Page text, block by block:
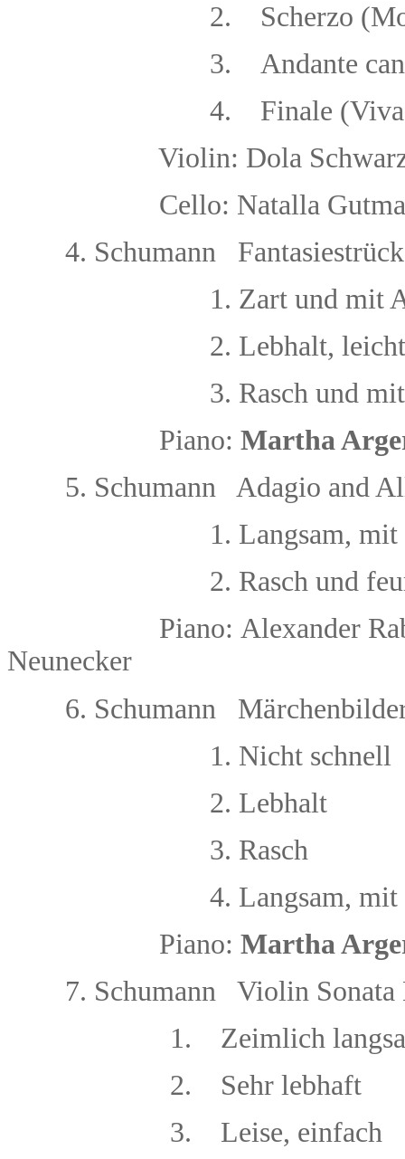
2. Scherzo
3.
Andante
4.
Finale
Violin: Dola
Cello: Natalla
4. Schumann
1. Zart und mit
2. Lebhalt,
3. Rasch und
Piano: Martha
5. Schumann Adagio and
1. Langsam,
2. Rasch und
Piano: Alexander
Neunecker
6. Schumann Mä
1. Nicht schnell
2. Lebhalt
3. Rasch
4. Langsam,
Piano: Martha
7. Schumann Violin
1. Zeimlich
2. Sehr lebhaft
3. Leise, einfach